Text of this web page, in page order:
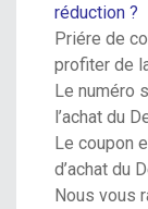
réduction ?
Priére de
profiter de
Le numéro
l’achat du
Le coupon
d’achat du
Nous vous